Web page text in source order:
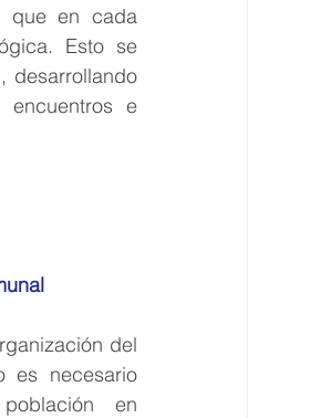
que en cada
Esto se
desarrollando
encuentros e
del
es necesario
en